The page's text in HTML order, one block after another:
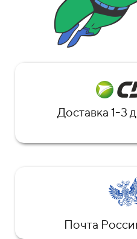
Доставка 1-3
Почта